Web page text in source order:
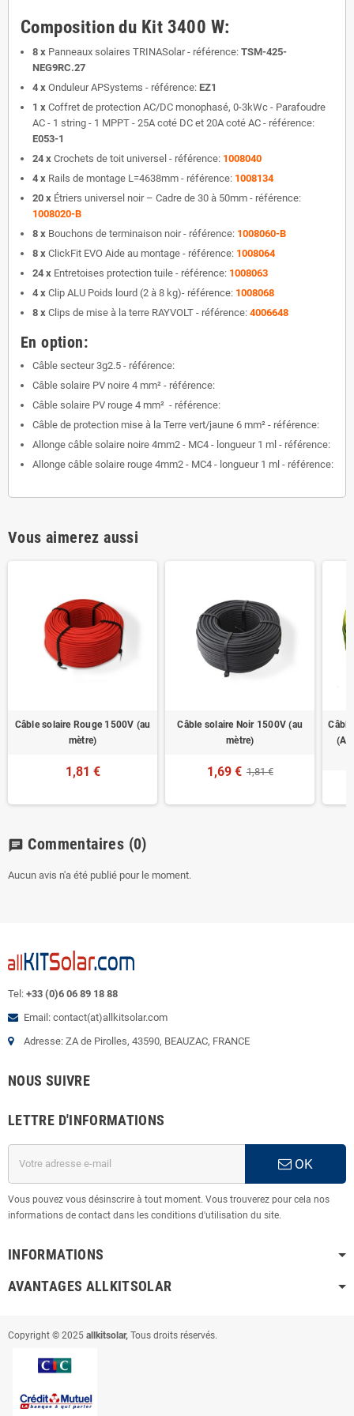
Composition du Kit 3400 W:
8 x Panneaux solaires TRINASolar - référence: TSM-425-
NEG9RC.27
4 x Onduleur APSystems - référence: EZ1
1 x Coffret de protection AC/DC monophasé, 0-3kWc - Parafoudre
AC - 1 string - 1 MPPT - 25A coté DC et 20A coté AC - référence:
E053-1
24 x Crochets de toit universel - référence: 1008040
4 x Rails de montage L=4638mm - référence: 1008134
20 x Étriers universel noir – Cadre de 30 à 50mm - référence:
1008020-B
8 x Bouchons de terminaison noir - référence: 1008060-B
8 x ClickFit EVO Aide au montage - référence: 1008064
24 x Entretoises protection tuile - référence: 1008063
4 x Clip ALU Poids lourd (2 à 8 kg)- référence: 1008068
8 x Clips de mise à la terre RAYVOLT - référence: 4006648
En option:
Câble secteur 3g2.5 - référence:
Câble solaire PV noire 4 mm² - référence:
Câble solaire PV rouge 4 mm² - référence:
Câble de protection mise à la Terre vert/jaune 6 mm² - référence:
Allonge câble solaire noire 4mm2 - MC4 - longueur 1 ml - référence:
Allonge câble solaire rouge 4mm2 - MC4 - longueur 1 ml - référence:
Vous aimerez aussi
Câble solaire Rouge 1500V (au
mètre)
1,81 €
Câble solaire Noir 1500V (au
mètre)
1,69 € 1,81 €
chat Commentaires (0)
Aucun avis n'a été publié pour le moment.
Tel: +33 (0)6 06 89 18 88
Email: contact(at)allkitsolar.com
Adresse: ZA de Pirolles, 43590, BEAUZAC, FRANCE
NOUS SUIVRE
LETTRE D'INFORMATIONS
OK
Vous pouvez vous désinscrire à tout moment. Vous trouverez pour cela nos
informations de contact dans les conditions d'utilisation du site.
INFORMATIONS
AVANTAGES ALLKITSOLAR
Copyright © 2025 allkitsolar, Tous droits réservés.